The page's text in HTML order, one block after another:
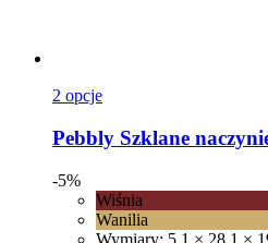
2 opcje
Pebbly Szklane
-5%
Wiśnia
Wanilia
Wymiary: 5,1 × 28,1 ×